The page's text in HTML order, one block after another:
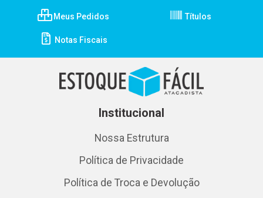
Meus Pedidos Títulos
Notas Fiscais
Institucional
Nossa Estrutura
Política de Privacidade
Política de Troca e Devolução